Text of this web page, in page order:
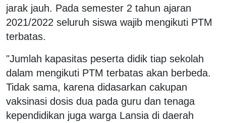
jarak jauh. Pada semester 2 tahun ajaran
2021/2022 seluruh siswa wajib mengikuti PTM
terbatas.
"Jumlah kapasitas peserta didik tiap sekolah
dalam mengikuti PTM terbatas akan berbeda.
Tidak sama, karena didasarkan cakupan
vaksinasi dosis dua pada guru dan tenaga
kependidikan juga warga Lansia di daerah